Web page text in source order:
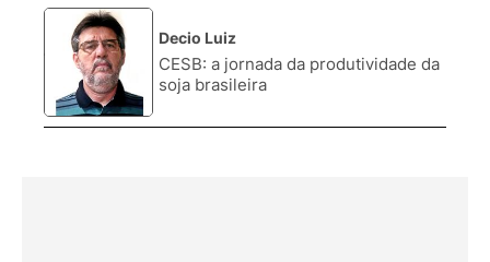
Decio Luiz
CESB: a jornada da produtividade da
soja brasileira